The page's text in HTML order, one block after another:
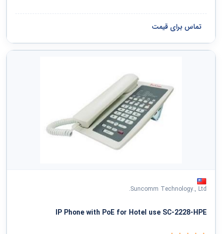
تماس برای قیمت
Suncomm Technology., Ltd.
IP Phone with PoE for Hotel use SC-2228-HPE